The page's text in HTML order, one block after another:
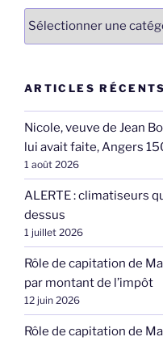
Catégories
ARTICLES RÉCENTS
Nicole, veuve de Jean
lui avait faite, Angers
1 août 2026
ALERTE : climatiseurs
dessus
1 juillet 2026
Rôle de capitation de
par montant de l’impôt
12 juin 2026
Rôle de capitation de